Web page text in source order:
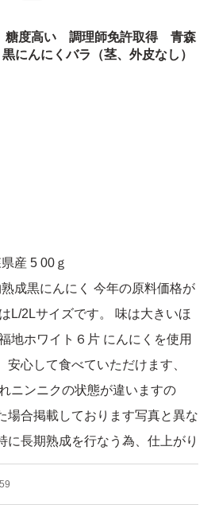
度高い 調理師免許取得 青森
にんにくバラ（茎、外皮なし）
産 5 00ｇ
成黒にんにく 今年の原料価格が
L/2Lサイズです。 味は大きいほ
地ホワイト６片 にんにくを使用
安心して食べていただけます、
ニンニクの状態が違いますの
場合掲載しております写真と異な
に長期熟成を行なう為、仕上がり
気味等がございます。 安定した
すが、にんにく産地や大きさ水